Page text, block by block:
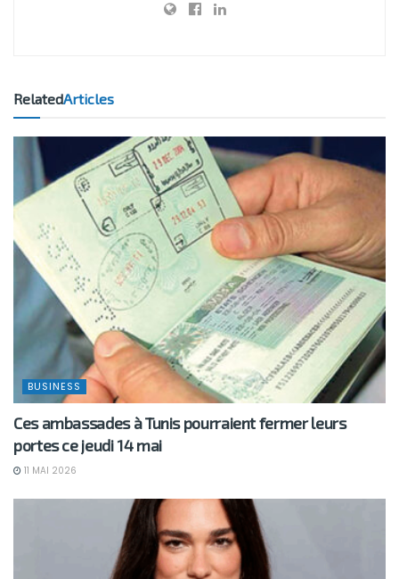
RelatedArticles
BUSINESS
Ces ambassades à Tunis pourraient fermer leurs
portes ce jeudi 14 mai
11 MAI 2026